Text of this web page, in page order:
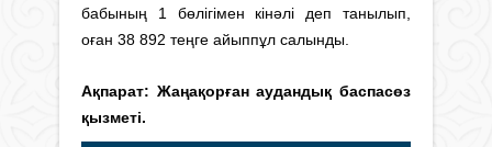
бабының 1 бөлігімен кінәлі деп танылып,
оған 38 892 теңге айыппұл салынды.
Ақпарат: Жаңақорған аудандық баспасөз
қызметі.